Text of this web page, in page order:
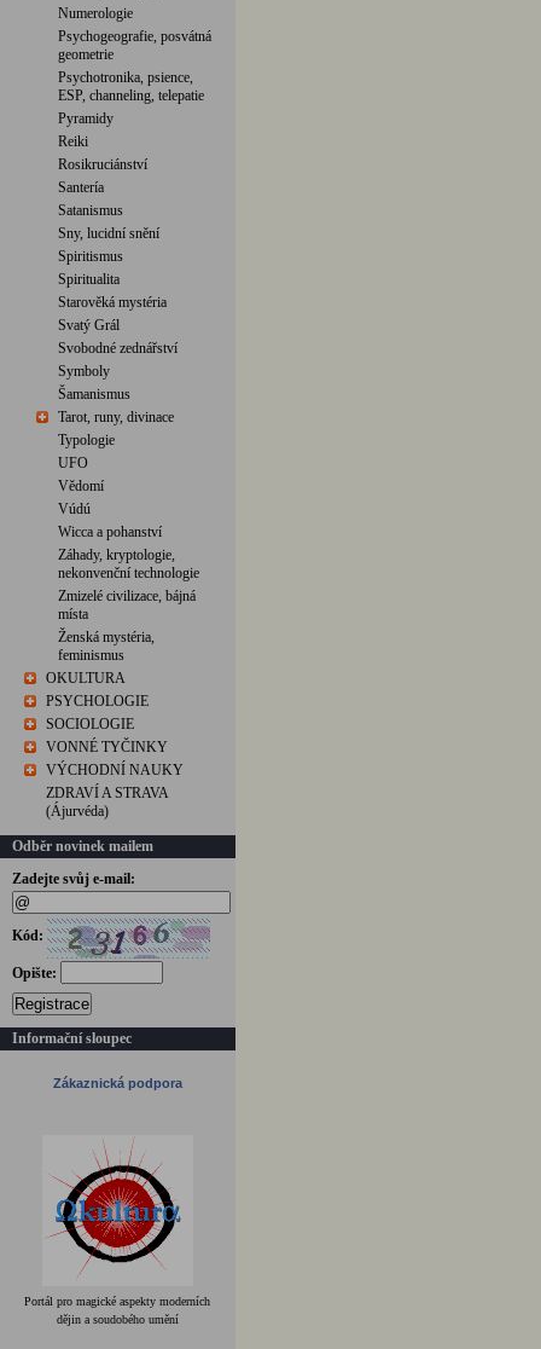
Numerologie
Psychogeografie, posvátná
geometrie
Psychotronika, psience,
ESP, channeling, telepatie
Pyramidy
Reiki
Rosikruciánství
Santería
Satanismus
Sny, lucidní snění
Spiritismus
Spiritualita
Starověká mystéria
Svatý Grál
Svobodné zednářství
Symboly
Šamanismus
Tarot, runy, divinace
Typologie
UFO
Vědomí
Vúdú
Wicca a pohanství
Záhady, kryptologie,
nekonvenční technologie
Zmizelé civilizace, bájná
místa
Ženská mystéria,
feminismus
OKULTURA
PSYCHOLOGIE
SOCIOLOGIE
VONNÉ TYČINKY
VÝCHODNÍ NAUKY
ZDRAVÍ A STRAVA
(Ájurvéda)
Odběr novinek mailem
Zadejte svůj e-mail:
Kód:
Opište:
Registrace
Informační sloupec
Zákaznická podpora
Portál pro magické aspekty moderních
dějin a soudobého umění